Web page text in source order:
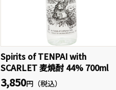
Spirits of TENPAI with
SCARLET 麦焼酎 44% 700ml
3,850円（税込）